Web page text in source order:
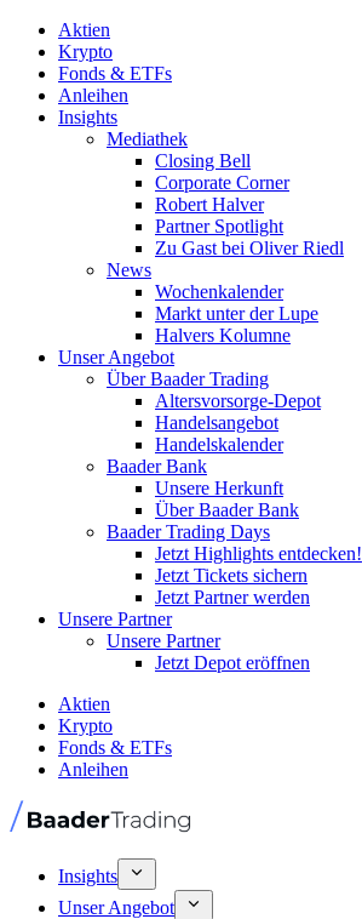
Aktien
Krypto
Fonds & ETFs
Anleihen
Insights
Mediathek
Closing Bell
Corporate Corner
Robert Halver
Partner Spotlight
Zu Gast bei Oliver Riedl
News
Wochenkalender
Markt unter der Lupe
Halvers Kolumne
Unser Angebot
Über Baader Trading
Altersvorsorge-Depot
Handelsangebot
Handelskalender
Baader Bank
Unsere Herkunft
Über Baader Bank
Baader Trading Days
Jetzt Highlights entdecken!
Jetzt Tickets sichern
Jetzt Partner werden
Unsere Partner
Unsere Partner
Jetzt Depot eröffnen
Aktien
Krypto
Fonds & ETFs
Anleihen
Insights
Unser Angebot